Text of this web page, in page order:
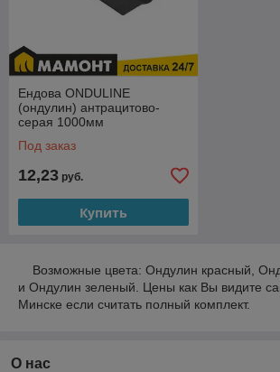
Ендова ONDULINE
(ондулин) антрацитово-
серая 1000мм
Под заказ
12,23 руб.
Купить
Возможные цвета: Ондулин красный,
и Ондулин зеленый. Цены как Вы видите
Минске если считать полный комплект.
О нас